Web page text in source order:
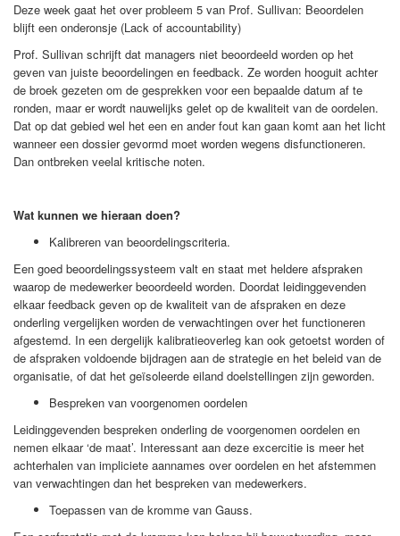
Deze week gaat het over probleem 5 van Prof. Sullivan: Beoordelen
blijft een onderonsje (Lack of accountability)
Prof. Sullivan schrijft dat managers niet beoordeeld worden op het
geven van juiste beoordelingen en feedback. Ze worden hooguit achter
de broek gezeten om de gesprekken voor een bepaalde datum af te
ronden, maar er wordt nauwelijks gelet op de kwaliteit van de oordelen.
Dat op dat gebied wel het een en ander fout kan gaan komt aan het licht
wanneer een dossier gevormd moet worden wegens disfunctioneren.
Dan ontbreken veelal kritische noten.
Wat kunnen we hieraan doen?
Kalibreren van beoordelingscriteria.
Een goed beoordelingssysteem valt en staat met heldere afspraken
waarop de medewerker beoordeeld worden. Doordat leidinggevenden
elkaar feedback geven op de kwaliteit van de afspraken en deze
onderling vergelijken worden de verwachtingen over het functioneren
afgestemd. In een dergelijk kalibratieoverleg kan ook getoetst worden of
de afspraken voldoende bijdragen aan de strategie en het beleid van de
organisatie, of dat het geïsoleerde eiland doelstellingen zijn geworden.
Bespreken van voorgenomen oordelen
Leidinggevenden bespreken onderling de voorgenomen oordelen en
nemen elkaar ‘de maat’. Interessant aan deze excercitie is meer het
achterhalen van impliciete aannames over oordelen en het afstemmen
van verwachtingen dan het bespreken van medewerkers.
Toepassen van de kromme van Gauss.